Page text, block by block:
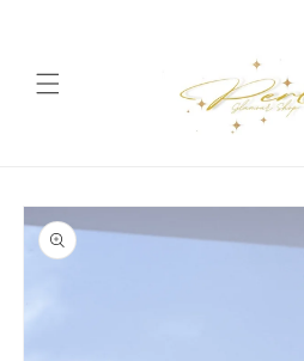
Passa alle
informazioni
sul prodotto